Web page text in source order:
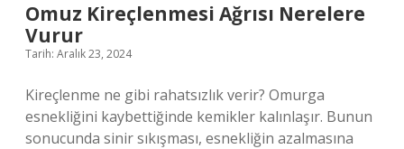
Omuz Kireçlenmesi Ağrısı Nerelere
Vurur
Tarih: Aralık 23, 2024
Kireçlenme ne gibi rahatsızlık verir? Omurga
esnekliğini kaybettiğinde kemikler kalınlaşır. Bunun
sonucunda sinir sıkışması, esnekliğin azalmasına